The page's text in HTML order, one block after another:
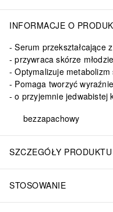
INFORMACJE O
Serum przekształcające
przywraca skórze
Optymalizuje metabolizm
Pomaga tworzyć
o przyjemnie jedwabistej
bezzapachowy
SZCZEGÓŁY PRODUKTU
STOSOWANIE